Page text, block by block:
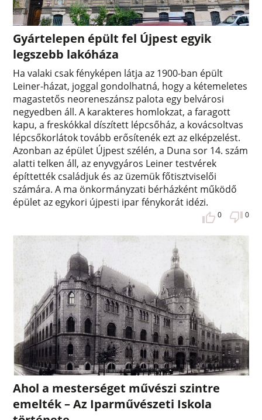
Gyártelepen épült fel Újpest egyik
legszebb lakóháza
Ha valaki csak fényképen látja az 1900-ban épült
Leiner-házat, joggal gondolhatná, hogy a kétemeletes
magastetős neoreneszánsz palota egy belvárosi
negyedben áll. A karakteres homlokzat, a faragott
kapu, a freskókkal díszített lépcsőház, a kovácsoltvas
lépcsőkorlátok tovább erősítenék ezt az elképzelést.
Azonban az épület Újpest szélén, a Duna sor 14. szám
alatti telken áll, az enyvgyáros Leiner testvérek
építtették családjuk és az üzemük főtisztviselői
számára. A ma önkormányzati bérházként működő
épület az egykori újpesti ipar fénykorát idézi.
0 0
Ahol a mesterséget művészi szintre
emelték – Az Iparművészeti Iskola